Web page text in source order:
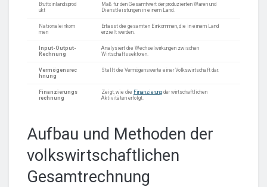
Bruttoinlandsprod
ukt
Maß für den Gesamtwert der produzierten Waren und
Dienstleistungen in einem Land.
Nationaleinkom
men
Erfasst die gesamten Einkommen, die in einem Land
erzielt werden.
Input-Output-
Rechnung
Analysiert die Wechselwirkungen zwischen
Wirtschaftssektoren.
Vermögensrec
hnung
Stellt die Vermögenswerte einer Volkswirtschaft dar.
Finanzierungs
rechnung
Zeigt, wie die Finanzierung der wirtschaftlichen
Aktivitäten erfolgt.
Aufbau und Methoden der
volkswirtschaftlichen
Gesamtrechnung